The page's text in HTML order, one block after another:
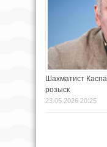
Шахматист
розыск
23.05.2026 20:25